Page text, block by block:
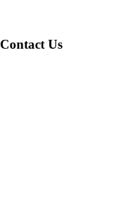
Contact Us